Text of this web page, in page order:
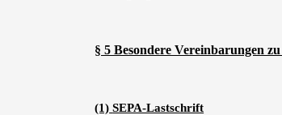
§ 5 Besondere Vereinbarungen
(1) SEPA-Lastschrift